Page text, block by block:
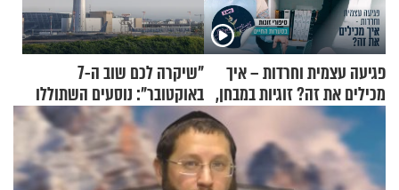
פגיעה עצמית וחרדות – איך
מכילים את זה? זוגיות במבחן,
הפעם עם יהודית ואלתר כהן
"שיקרה לכם שוב ה-7
באוקטובר": נוסעים השתוללו
בטיסה לפרנקפורט ונעצרו
לאחר שתקפו שוטרים